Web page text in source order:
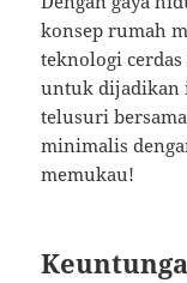
konsep rumah
teknologi
untuk dijadikan
telusuri
minimalis
memukau!